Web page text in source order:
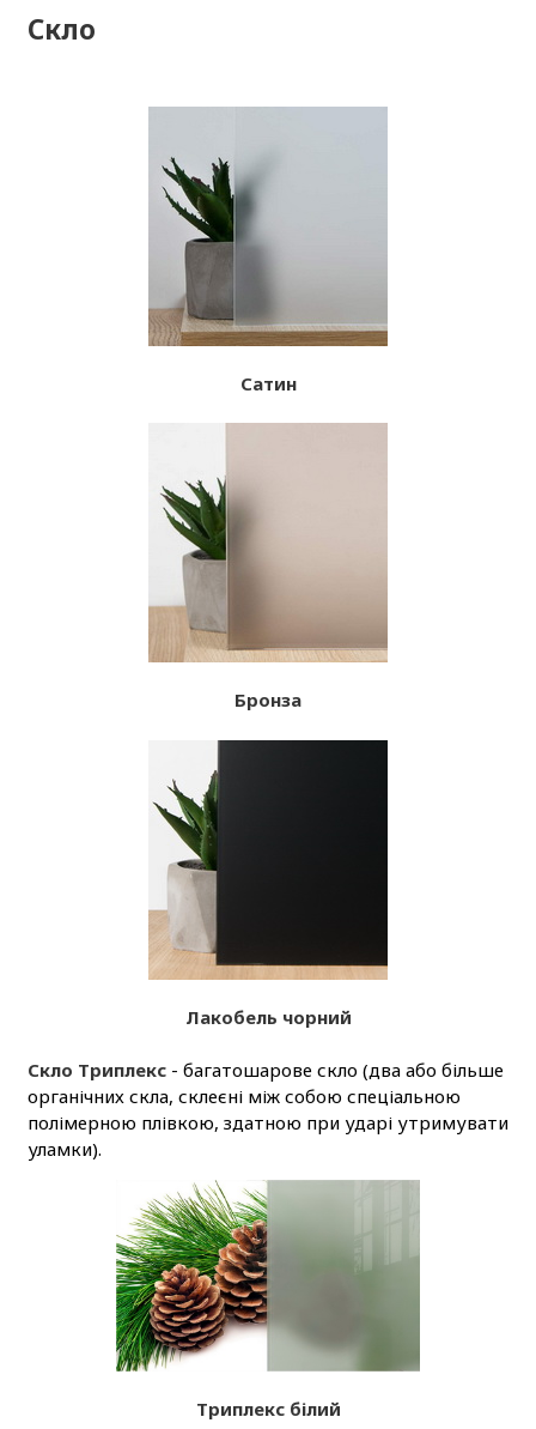
Скло
Сатин
Бронза
Лакобель чорний
Скло Триплекс- багатошарове скло (два або більше
органічних скла, склеєні між собою спеціальною
полімерною плівкою, здатною при ударі утримувати
уламки).
Триплекс білий